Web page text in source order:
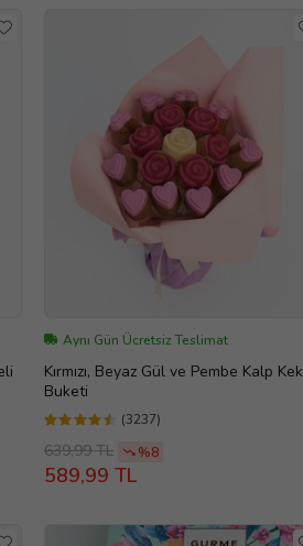
Aynı Gün Ücretsiz Teslimat
Kırmızı, Beyaz Gül ve Pembe Kalp Kek
Buketi
(3237)
639,99 TL %8
589,99 TL